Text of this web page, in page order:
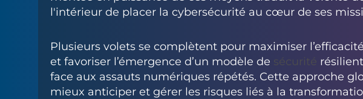
l'intérieur de placer la cybersécurité au cœur de ses
Plusieurs volets se complètent pour maximiser
et favoriser l’émergence d’un modèle de sécurité
face aux assauts numériques répétés. Cette approche
mieux anticiper et gérer les risques liés à la